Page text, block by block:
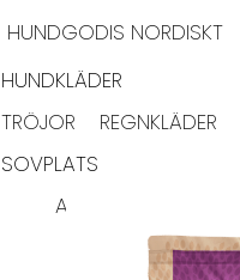
HUNDGODIS NORDISKT
HUNDKLÄDER
TRÖJOR
REGNKLÄDER
SOVPLATS
BÄDDAR